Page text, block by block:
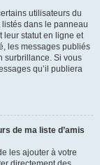
utilisateurs du
listés dans le panneau
leur statut en ligne et
les messages publiés
surbrillance. Si vous
qu’il publiera
de ma liste d’amis
les ajouter à votre